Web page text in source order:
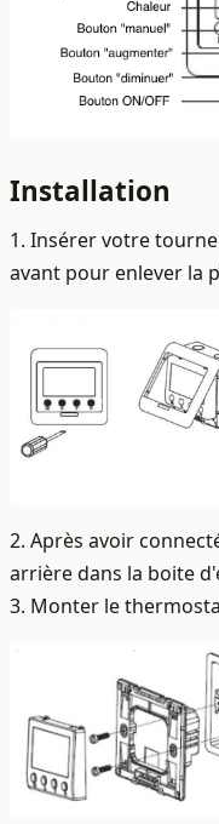
Installation
1. Insérer votre
avant pour enlever la
2. Après avoir
arrière dans la boite
3. Monter le